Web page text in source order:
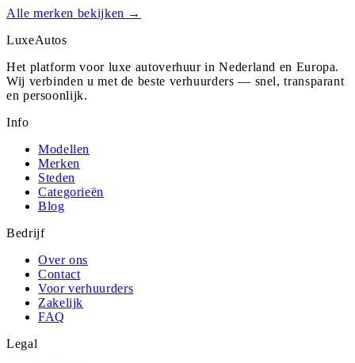
Alle merken bekijken →
LuxeAutos
Het platform voor luxe autoverhuur in Nederland en Europa.
Wij verbinden u met de beste verhuurders — snel, transparant
en persoonlijk.
Info
Modellen
Merken
Steden
Categorieën
Blog
Bedrijf
Over ons
Contact
Voor verhuurders
Zakelijk
FAQ
Legal